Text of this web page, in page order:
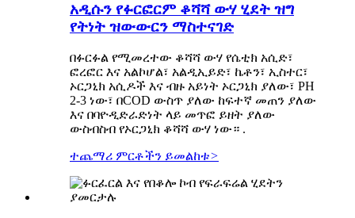
አዲሱን የፉርፎርም ቆሻሻ ውሃ ሂደት ዝግ
የትነት ዝውውርን ማስተናገድ
በፉርፉል የሚመረተው ቆሻሻ ውሃ የሴቲክ አሲድ፣
ፎረፎር እና አልኮሆል፣ አልዲኢይድ፣ ኬቶን፣ ኢስተር፣
ኦርጋኒክ አሲዶች እና ብዙ አይነት ኦርጋኒክ ያለው፣ PH
2-3 ነው፣ በCOD ውስጥ ያለው ከፍተኛ መጠን ያለው
እና በባዮዲድራድነት ላይ መጥፎ ይዘት ያለው
ውስብስብ የኦርጋኒክ ቆሻሻ ውሃ ነው። .
ተጨማሪ ምርቶችን ይመልከቱ>